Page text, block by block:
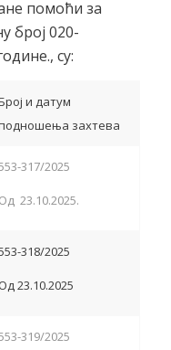
помоћи за
број 020-
су:
и датум
захтева
317/2025
Од 23.10.2025.
318/2025
Од 23.10.2025
319/2025